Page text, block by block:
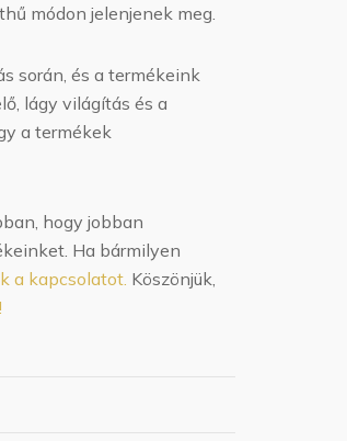
módon jelenjenek meg.
során, és a termékeink
lágy világítás és a
a termékek
hogy jobban
Ha bármilyen
a kapcsolatot. Köszönjük,